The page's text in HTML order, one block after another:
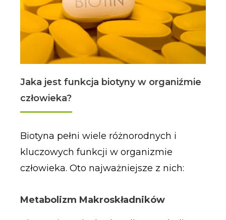
Jaka jest funkcja biotyny w organiźmie
człowieka?
Biotyna pełni wiele różnorodnych i
kluczowych funkcji w organizmie
człowieka. Oto najważniejsze z nich:
Metabolizm Makroskładników